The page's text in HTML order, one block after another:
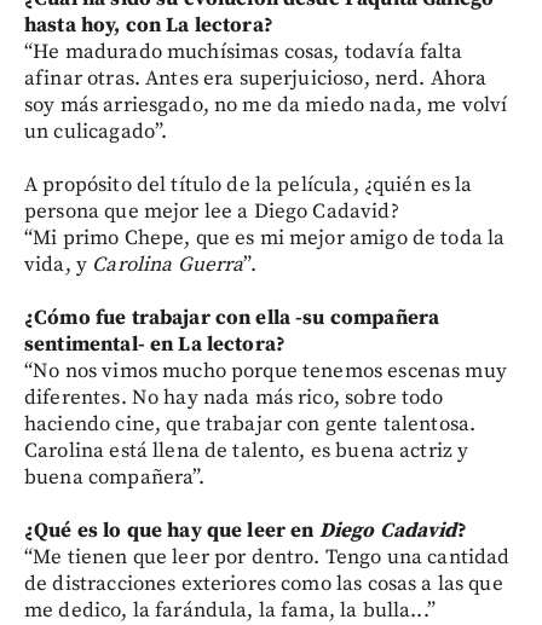
hasta hoy, con La lectora?
“He madurado muchísimas cosas, todavía falta
afinar otras. Antes era superjuicioso, nerd. Ahora
soy más arriesgado, no me da miedo nada, me volví
un culicagado”.
A propósito del título de la película, ¿quién es la
persona que mejor lee a Diego Cadavid?
“Mi primo Chepe, que es mi mejor amigo de toda la
vida, y Carolina Guerra”.
¿Cómo fue trabajar con ella -su compañera
sentimental- en La lectora?
“No nos vimos mucho porque tenemos escenas muy
diferentes. No hay nada más rico, sobre todo
haciendo cine, que trabajar con gente talentosa.
Carolina está llena de talento, es buena actriz y
buena compañera”.
¿Qué es lo que hay que leer en Diego Cadavid?
“Me tienen que leer por dentro. Tengo una cantidad
de distracciones exteriores como las cosas a las que
me dedico, la farándula, la fama, la bulla...”